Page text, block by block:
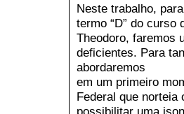
Neste trabalho,
termo “D” do
Theodoro, faremos
deficientes. Para
abordaremos
em um primeiro
Federal que norteia
possibilitar uma